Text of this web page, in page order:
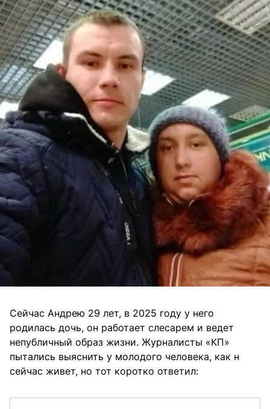
Сейчас Андрею 29 лет, в 2025 году у него
родилась дочь, он работает слесарем и ведет
непубличный образ жизни. Журналисты «КП»
пытались выяснить у молодого человека, как н
сейчас живет, но тот коротко ответил: